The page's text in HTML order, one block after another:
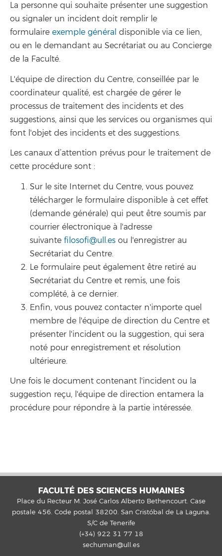
La personne qui souhaite présenter une suggestion
ou signaler un incident doit remplir le
formulaire exemple général disponible via ce lien,
ou en le demandant au Secrétariat ou au Concierge
de la Faculté.
L'équipe de direction du Centre, conseillée par le
coordinateur qualité, est chargée de gérer le
processus de traitement des incidents et des
suggestions, ainsi que les services ou organismes qui
font l'objet des incidents et des suggestions.
Les canaux d’attention prévus pour le traitement de
cette procédure sont :
Sur le site Internet du Centre, vous pouvez
télécharger le formulaire disponible à cet effet
(demande générale) qui peut être soumis par
courrier électronique à l'adresse
suivante filosofi@ull.es ou l'enregistrer au
Secrétariat du Centre.
Le formulaire peut également être retiré au
Secrétariat du Centre et remis, une fois
complété, à ce dernier.
Enfin, vous pouvez contacter n'importe quel
membre de l'équipe de direction du Centre et
présenter l'incident ou la suggestion, qui sera
noté pour enregistrement et résolution
ultérieure.
Une fois le document contenant l'incident ou la
suggestion reçu, l'équipe de direction entamera la
procédure pour répondre à la partie intéressée.
FACULTÉ DES SCIENCES HUMAINES
Place du Recteur M. José Carlos Alberto Bethencourt. Case
postale 456. Code postal 38200. San Cristóbal de La Laguna.
S/C de Tenerife
(+34) 922 31 77 18
sechuman@ull.es